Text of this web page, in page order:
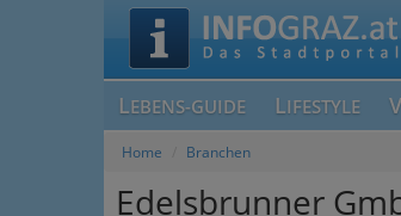
LEBENS-GUIDE LIFESTYLE V
Home Branchen
Edelsbrunner